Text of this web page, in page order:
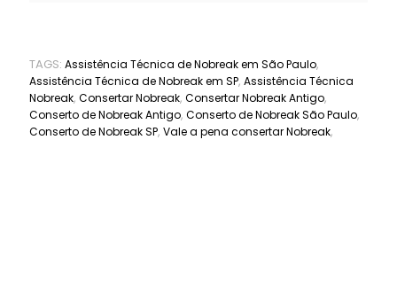
TAGS: Assistência Técnica de Nobreak em São Paulo,
Assistência Técnica de Nobreak em SP, Assistência Técnica
Nobreak, Consertar Nobreak, Consertar Nobreak Antigo,
Conserto de Nobreak Antigo, Conserto de Nobreak São Paulo,
Conserto de Nobreak SP, Vale a pena consertar Nobreak,